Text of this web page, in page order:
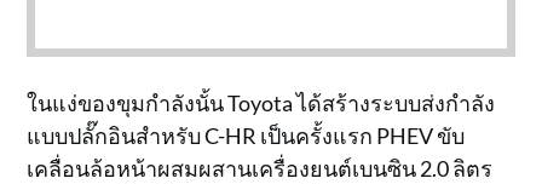
ในแง่ของขุมกำลังนั้น Toyota ได้สร้างระบบส่งกำลัง
แบบปลั๊กอินสำหรับ C-HR เป็นครั้งแรก PHEV ขับ
เคลื่อนล้อหน้าผสมผสานเครื่องยนต์เบนซิน 2.0 ลิตร